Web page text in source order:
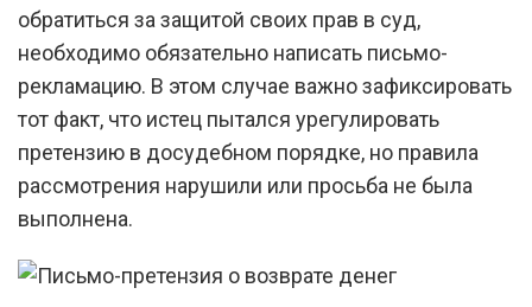
обратиться за защитой своих прав в суд,
необходимо обязательно написать письмо-
рекламацию. В этом случае важно зафиксировать
тот факт, что истец пытался урегулировать
претензию в досудебном порядке, но правила
рассмотрения нарушили или просьба не была
выполнена.